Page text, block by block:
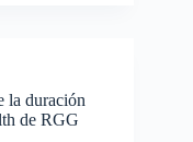
la duración
de RGG